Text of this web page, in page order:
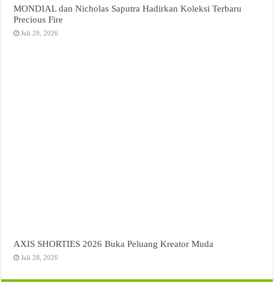
MONDIAL dan Nicholas Saputra Hadirkan Koleksi Terbaru
Precious Fire
Juli 29, 2026
AXIS SHORTIES 2026 Buka Peluang Kreator Muda
Juli 28, 2026